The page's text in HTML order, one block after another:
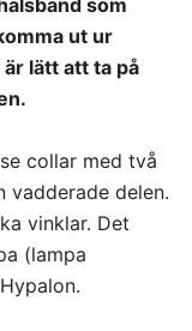
230 kr
som
ut ur
lätt att ta på
collar med två
vadderade delen.
vinklar. Det
(lampa